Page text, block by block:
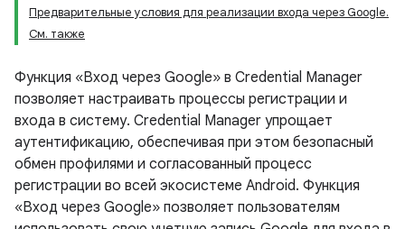
Предварительные условия для реализации входа через Google.
См. также
Функция «Вход через Google» в Credential Manager
позволяет настраивать процессы регистрации и
входа в систему. Credential Manager упрощает
аутентификацию, обеспечивая при этом безопасный
обмен профилями и согласованный процесс
регистрации во всей экосистеме Android. Функция
«Вход через Google» позволяет пользователям